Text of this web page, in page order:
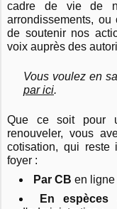
cadre de vie de
arrondissements,
de soutenir nos
voix auprès des
Vous voulez en
par ici.
Que ce soit pour
renouveler, vous
cotisation, qui reste
foyer :
Par CB en
En espèces